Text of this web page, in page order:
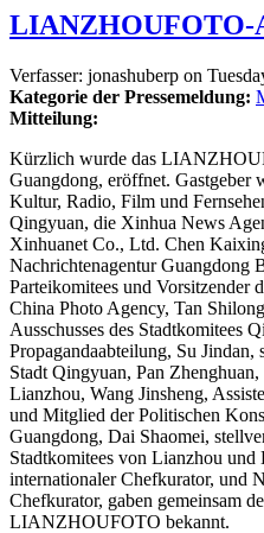
LIANZHOUFOTO-
Verfasser: jonashuberp on
Kategorie der Pressemeldung:
Mitteilung:
Kürzlich wurde das
Guangdong, eröffnet. Gastgeber
Kultur, Radio, Film und
Qingyuan, die Xinhua News
Xinhuanet Co., Ltd. Chen
Nachrichtenagentur Guangdong
Parteikomitees und Vorsitzender
China Photo Agency, Tan
Ausschusses des Stadtkomitees
Propagandaabteilung, Su Jindan,
Stadt Qingyuan, Pan
Lianzhou, Wang Jinsheng,
und Mitglied der Politischen
Guangdong, Dai Shaomei,
Stadtkomitees von Lianzhou
internationaler Chefkurator, und
Chefkurator, gaben gemeinsam
LIANZHOUFOTO bekannt.